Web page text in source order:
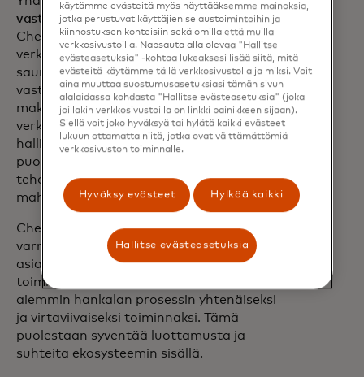
vastaanottamisenjamyöntämisen
Checkout.com auttaa
verkkomatkatoimistoja siirtymään
saumattomasti asiakasmaksujen
vastaanottamisesta toimittajien
maksamiseen. Perinteisesti
verkkomatkatoimistojen on täytynyt
hallita näitä kahta liiketoimintansa
puolta erikseen, mikä voi johtaa
tehottomuuksiin ja lisätä virheiden
mahdollisuutta.
Checkout.comin Integroitu ratkaisu
varmistaa saumattoman virtauksen
asiakkaiden maksujen hankinnasta
toimittajien maksuihin, muuttaen
aiemmin hankalan prosessin yhtenäiseksi
ja virtaviivaiseksi toiminnaksi. Tämä
puolestaan syventää luottamusta ja
suhteita ekosysteemin sisällä.
käytämme evästeitä myös näyttääksemme mainoksia,
jotka perustuvat käyttäjien selaustoimintoihin ja
kiinnostuksen kohteisiin sekä omilla että muilla
verkkosivustoilla. Napsauta alla olevaa "Hallitse
evästeasetuksia" -kohtaa lukeaksesi lisää siitä, mitä
evästeitä käytämme tällä verkkosivustolla ja miksi. Voit
aina muuttaa suostumusasetuksiasi tämän sivun
alalaidassa kohdasta "Hallitse evästeasetuksia" (joka
joillakin verkkosivustoilla on linkki painikkeen sijaan).
Siellä voit joko hyväksyä tai hylätä kaikki evästeet
lukuun ottamatta niitä, jotka ovat välttämättömiä
verkkosivuston toiminnalle.
Hyväksy evästeet Hylkää kaikki
Hallitse evästeasetuksia